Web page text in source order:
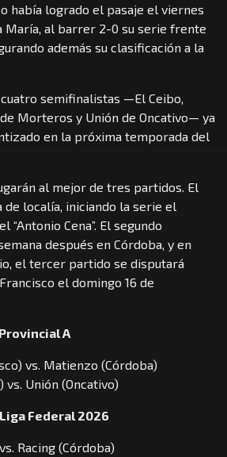
había logrado el pasaje el viernes
María, al barrer 2-0 su serie frente
además su clasificación a la
semifinalistas —El Ceibo,
Morteros y Unión de Oncativo— ya
en la próxima temporada del
al mejor de tres partidos. El
de localía, iniciando la serie el
Cena”. El segundo
después en Córdoba, y en
el tercer partido se disputará
el domingo 16 de
A
vs. Matienzo (Córdoba)
Unión (Oncativo)
Federal 2026
Racing (Córdoba)